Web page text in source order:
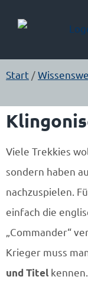
Start /
Viele Trekkies
sondern haben
nachzuspielen.
einfach die
„Commander“
Krieger muss
und Titel